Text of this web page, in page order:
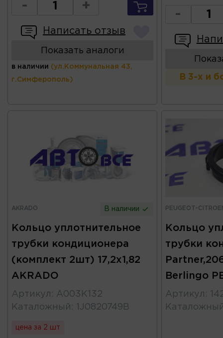
- +
Написать отзыв
Показать аналоги
в наличии (ул.Коммунальная 43,
г.Симферополь)
-
В 3-х и
AKRADO В наличии
Кольцо уплотнительное
трубки кондиционера
(комплект 2шт) 17,2х1,82
AKRADO
Артикул : A003K132
Каталожный : 1J0820749B
цена за 2 шт
PEUGEOT-
Кольцо
трубки
Berlingo
Артикул :